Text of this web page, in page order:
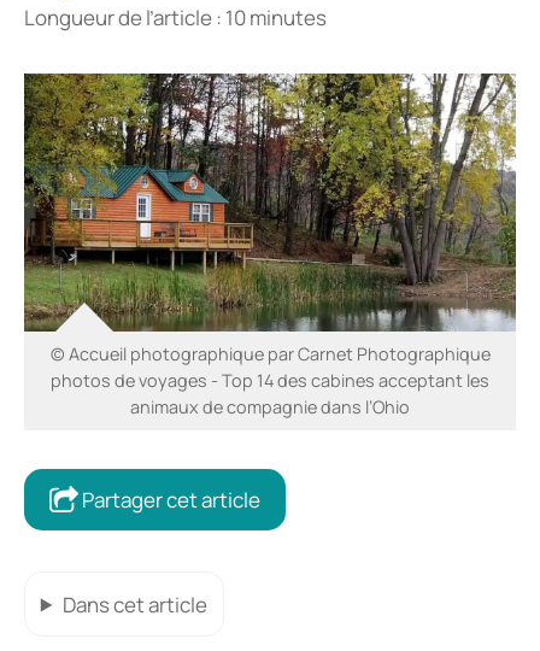
Longueur de l’article : 10 minutes
© Accueil photographique par Carnet Photographique
photos de voyages - Top 14 des cabines acceptant les
animaux de compagnie dans l’Ohio
Partager cet article
Dans cet article